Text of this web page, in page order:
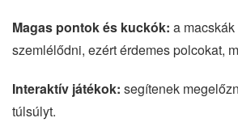
Magas pontok és kuckók: a
szemlélődni, ezért érdemes polcokat,
Interaktív játékok: segítenek
túlsúlyt.